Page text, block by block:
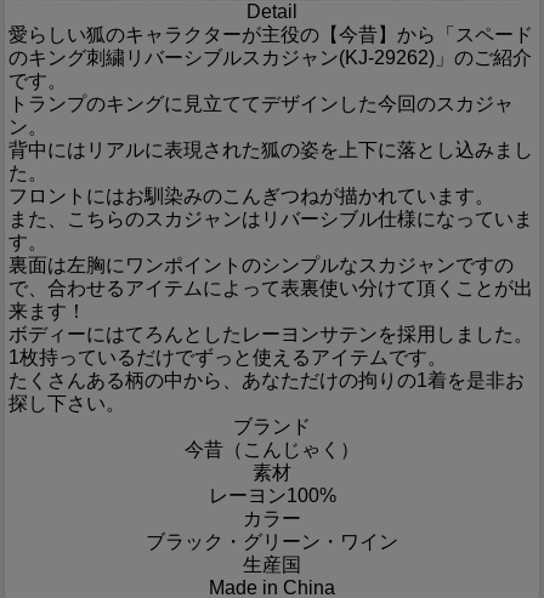
Detail
愛らしい狐のキャラクターが主役の【今昔】から「スペード
のキング刺繍リバーシブルスカジャン(KJ-29262)」のご紹介
です。
トランプのキングに見立ててデザインした今回のスカジャ
ン。
背中にはリアルに表現された狐の姿を上下に落とし込みまし
た。
フロントにはお馴染みのこんぎつねが描かれています。
また、こちらのスカジャンはリバーシブル仕様になっていま
す。
裏面は左胸にワンポイントのシンプルなスカジャンですの
で、合わせるアイテムによって表裏使い分けて頂くことが出
来ます！
ボディーにはてろんとしたレーヨンサテンを採用しました。
1枚持っているだけでずっと使えるアイテムです。
たくさんある柄の中から、あなただけの拘りの1着を是非お
探し下さい。
ブランド
今昔（こんじゃく）
素材
レーヨン100%
カラー
ブラック・グリーン・ワイン
生産国
Made in China